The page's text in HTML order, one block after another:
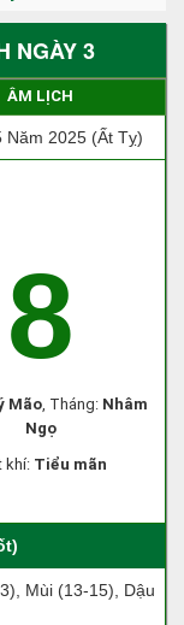
NGÀY 3
ÂM LỊCH
Năm 2025 (Ất Tỵ)
8
Mão, Tháng: Nhâm
Ngọ
khí: Tiểu mãn
Mùi (13-15), Dậu